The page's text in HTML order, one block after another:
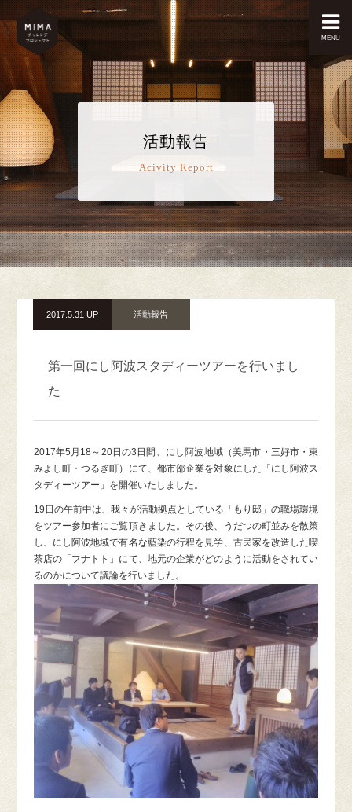
MENU
活動報告
Acivity Report
2017.5.31 UP 活動報告
第一回にし阿波スタディーツアーを行いまし
た
2017年5月18～20日の3日間、にし阿波地域（美馬市・三好市・東
みよし町・つるぎ町）にて、都市部企業を対象にした「にし阿波ス
タディーツアー」を開催いたしました。
19日の午前中は、我々が活動拠点としている「もり邸」の職場環境
をツアー参加者にご覧頂きました。その後、うだつの町並みを散策
し、にし阿波地域で有名な藍染の行程を見学、古民家を改造した喫
茶店の「フナトト」にて、地元の企業がどのように活動をされてい
るのかについて議論を行いました。